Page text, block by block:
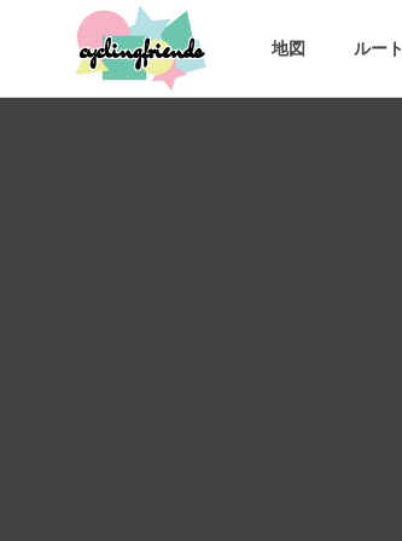
cyclingfriends 地図 ルート